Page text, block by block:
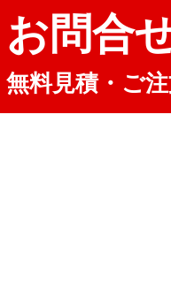
お問合
無料見積・ご